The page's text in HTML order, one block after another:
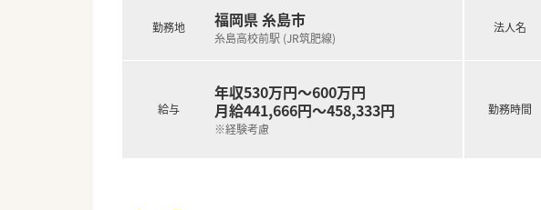
勤務地 福岡県 糸島市
糸島高校前駅 (JR筑肥線)
給与
年収530万円～600万円
月給441,666円～458,333円
※経験考慮
法人名
勤務時間